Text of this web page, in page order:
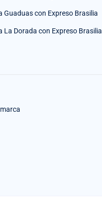
Guaduas con Expreso Brasilia
La Dorada con Expreso Brasilia